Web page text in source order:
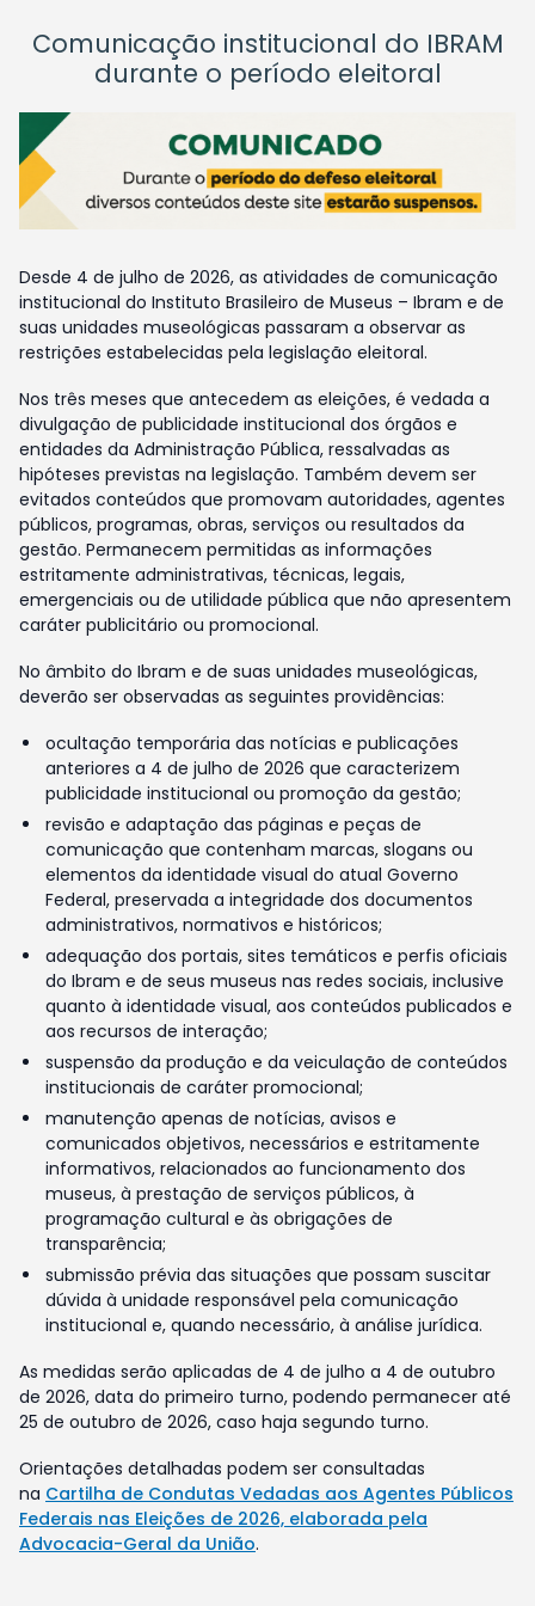
Comunicação institucional do IBRAM
durante o período eleitoral
Desde 4 de julho de 2026, as atividades de comunicação
institucional do Instituto Brasileiro de Museus – Ibram e de
suas unidades museológicas passaram a observar as
restrições estabelecidas pela legislação eleitoral.
Nos três meses que antecedem as eleições, é vedada a
divulgação de publicidade institucional dos órgãos e
entidades da Administração Pública, ressalvadas as
hipóteses previstas na legislação. Também devem ser
evitados conteúdos que promovam autoridades, agentes
públicos, programas, obras, serviços ou resultados da
gestão. Permanecem permitidas as informações
estritamente administrativas, técnicas, legais,
emergenciais ou de utilidade pública que não apresentem
caráter publicitário ou promocional.
No âmbito do Ibram e de suas unidades museológicas,
deverão ser observadas as seguintes providências:
ocultação temporária das notícias e publicações
anteriores a 4 de julho de 2026 que caracterizem
publicidade institucional ou promoção da gestão;
revisão e adaptação das páginas e peças de
comunicação que contenham marcas, slogans ou
elementos da identidade visual do atual Governo
Federal, preservada a integridade dos documentos
administrativos, normativos e históricos;
adequação dos portais, sites temáticos e perfis oficiais
do Ibram e de seus museus nas redes sociais, inclusive
quanto à identidade visual, aos conteúdos publicados e
aos recursos de interação;
suspensão da produção e da veiculação de conteúdos
institucionais de caráter promocional;
manutenção apenas de notícias, avisos e
comunicados objetivos, necessários e estritamente
informativos, relacionados ao funcionamento dos
museus, à prestação de serviços públicos, à
programação cultural e às obrigações de
transparência;
submissão prévia das situações que possam suscitar
dúvida à unidade responsável pela comunicação
institucional e, quando necessário, à análise jurídica.
As medidas serão aplicadas de 4 de julho a 4 de outubro
de 2026, data do primeiro turno, podendo permanecer até
25 de outubro de 2026, caso haja segundo turno.
Orientações detalhadas podem ser consultadas
na Cartilha de Condutas Vedadas aos Agentes Públicos
Federais nas Eleições de 2026, elaborada pela
Advocacia-Geral da União.